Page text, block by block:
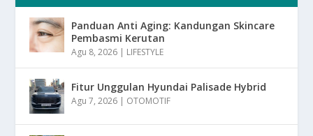
Panduan Anti Aging: Kandungan Skincare
Pembasmi Kerutan
Agu 8, 2026 | LIFESTYLE
Fitur Unggulan Hyundai Palisade Hybrid
Agu 7, 2026 | OTOMOTIF